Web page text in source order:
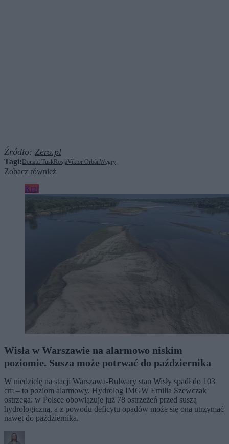
Źródło: Zero.pl
Tagi: Donald Tusk RosjaViktor OrbánWęgry
Zobacz również
Kraj
Wisła w Warszawie na alarmowo niskim
poziomie. Susza może potrwać do października
W niedzielę na stacji Warszawa-Bulwary stan Wisły spadł do 103
cm – to poziom alarmowy. Hydrolog IMGW Emilia Szewczak
ostrzega: w Polsce obowiązuje już 78 ostrzeżeń przed suszą
hydrologiczną, a z powodu deficytu opadów może się ona utrzymać
nawet do października.